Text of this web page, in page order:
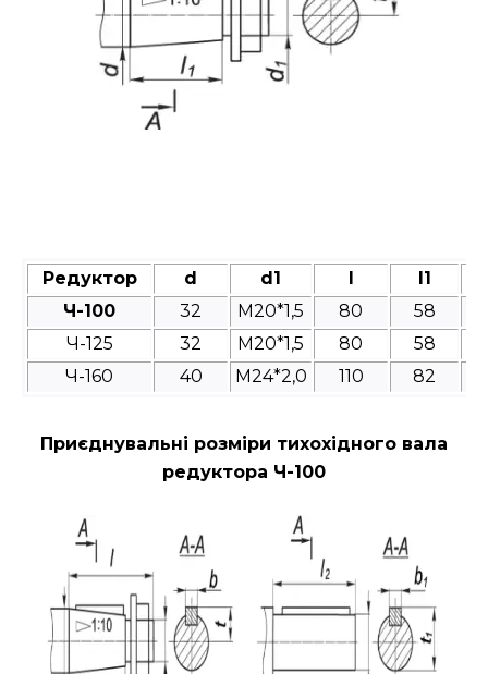
Редуктор d d1 l l1
Ч-100
32 M20*1,5 80 58
Ч-125
32 М20*1,5 80 58
Ч-160
40 М24*2,0 110 82
Приєднувальні розміри тихохідного вала
редуктора Ч-100